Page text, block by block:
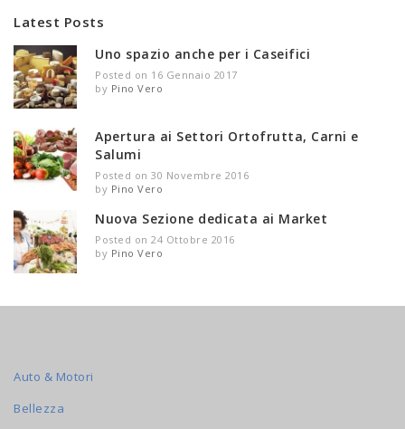
Latest Posts
Uno spazio anche per i Caseifici
Posted on 16 Gennaio 2017
by Pino Vero
Apertura ai Settori Ortofrutta, Carni e
Salumi
Posted on 30 Novembre 2016
by Pino Vero
Nuova Sezione dedicata ai Market
Posted on 24 Ottobre 2016
by Pino Vero
Auto & Motori
Bellezza